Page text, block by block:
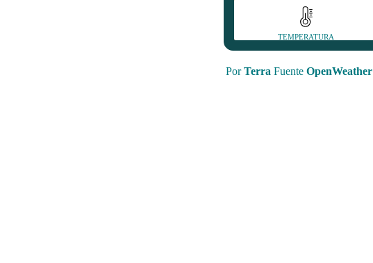
TEMPERATURA
PorTerra Fuente OpenWeather